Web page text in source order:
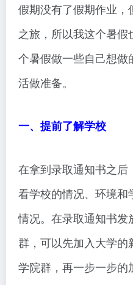
假期没有了假期作业
之旅，所以我这个暑
个暑假做一些自己想做
活做准备。
一、提前了解学校
在拿到录取通知书之
看学校的情况、环境
情况。在录取通知书
群，可以先加入大学的
学院群，再一步一步